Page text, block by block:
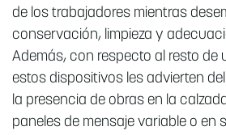
de los trabajadores mientras
conservación, limpieza y
Además, con respecto al resto de
estos dispositivos les advierten
la presencia de obras en la
paneles de mensaje variable o en